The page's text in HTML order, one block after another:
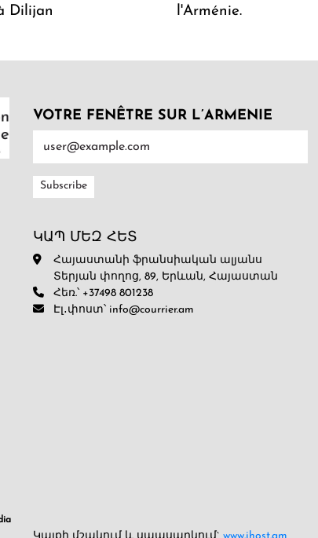
Dilijan
l'Arménie.
VOTRE FENÊTRE SUR L’ARMENIE
ԿԱՊ ՄԵԶ ՀԵՏ
Հայաստանի ֆրանսիական ալյանս
Տերյան փողոց, 89, Երևան, Հայաստան
Հեռ.՝ +37498 801238
Էլ․փոստ՝ info@courrier.am